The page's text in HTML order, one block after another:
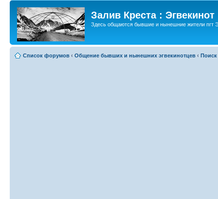
Залив Креста : Эгвекинот
Здесь общаются бывшие и нынешние жители пгт
Список форумов ‹ Общение бывших и нынешних эгвекинотцев ‹ Поиск